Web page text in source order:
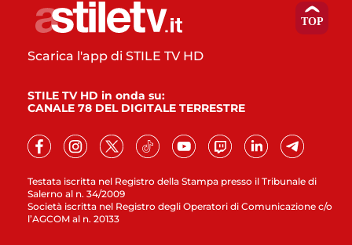
Testata iscritta nel Registro della Stampa presso il Tribunale di
Salerno al n. 34/2009
Società iscritta nel Registro degli Operatori di Comunicazione c/o
l’AGCOM al n. 20133
Scarica l'app di STILE TV HD
STILE TV HD in onda su:
CANALE 78 DEL DIGITALE TERRESTRE